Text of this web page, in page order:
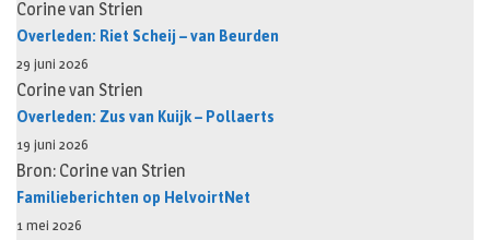
Corine van Strien
Overleden: Riet Scheij – van Beurden
29 juni 2026
Corine van Strien
Overleden: Zus van Kuijk – Pollaerts
19 juni 2026
Bron: Corine van Strien
Familieberichten op HelvoirtNet
1 mei 2026